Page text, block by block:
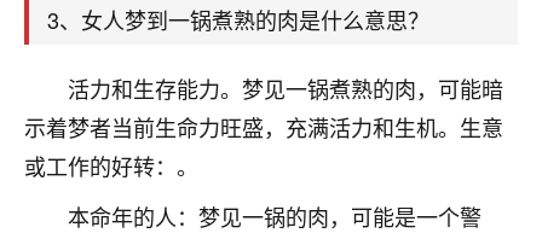
3、女人梦到一锅煮熟的肉是什么意思？
活力和生存能力。梦见一锅煮熟的肉，可能暗
示着梦者当前生命力旺盛，充满活力和生机。生意
或工作的好转：。
本命年的人：梦见一锅的肉，可能是一个警
鹿森：你可以找老师看看，人有时不服命不行
太阳当空赵：我也做餐饮的，生意不算大，但
是我从找店开始都是找慧来老师跟进的，选
址、风水、还有开业日子，哪哪都看了，虽然
大环境不好，但是我家生意还可以，前几天又
刚找老师做了补财库，希望财运更好一点！